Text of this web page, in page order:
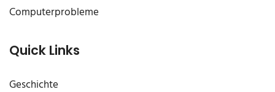
Computerprobleme
Quick Links
Geschichte